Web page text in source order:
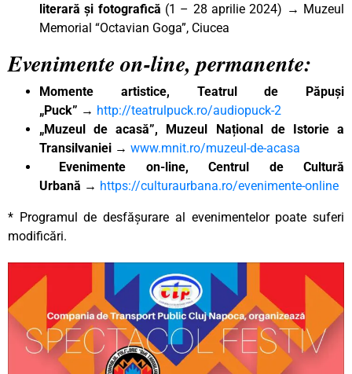
literară și fotografică (1 – 28 aprilie 2024) → Muzeul
Memorial “Octavian Goga”, Ciucea
Evenimente on-line, permanente:
Momente artistice, Teatrul de Păpuși
„Puck” → http://teatrulpuck.ro/audiopuck-2
„Muzeul de acasă”, Muzeul Național de Istorie a
Transilvaniei → www.mnit.ro/muzeul-de-acasa
Evenimente on-line, Centrul de Cultură
Urbană → https://culturaurbana.ro/evenimente-online
* Programul de desfășurare al evenimentelor poate suferi
modificări.